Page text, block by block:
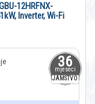
36
mjeseci
JAMSTVO
12HRFNX-
Inverter, Wi-Fi